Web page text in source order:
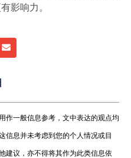
影响力。
作一般信息参考，文中表达的观点均
信息并未考虑到您的个人情况或目
建议，亦不得将其作为此类信息依